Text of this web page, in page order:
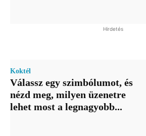
Hirdetés
Koktél
Válassz egy szimbólumot, és
nézd meg, milyen üzenetre
lehet most a legnagyobb...